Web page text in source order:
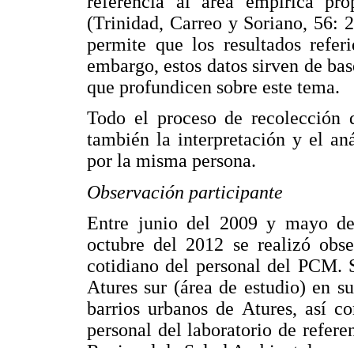
(Trinidad, Carreo y Soriano, 56:
permite que los resultados
embargo, estos datos sirven de
que profundicen sobre este tema.
Todo el proceso de
también la interpretación y el
por la misma persona.
Observación participante
Entre junio del 2009 y mayo
octubre del 2012 se realizó
cotidiano del personal del PCM.
Atures sur (área de estudio) en
barrios urbanos de Atures, así
personal del laboratorio de